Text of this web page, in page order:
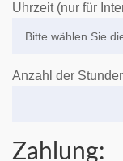
Uhrzeit (nur für
Anzahl der
Zahlung: